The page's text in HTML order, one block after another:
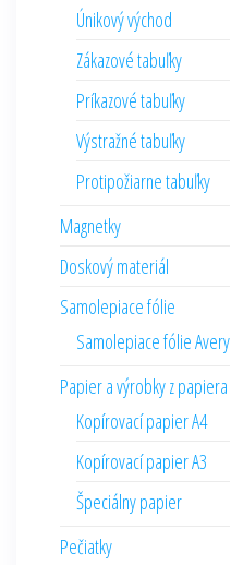
Únikový východ
Zákazové tabuľky
Príkazové tabuľky
Výstražné tabuľky
Protipožiarne tabuľky
Magnetky
Doskový materiál
Samolepiace fólie
Samolepiace fólie Avery
Papier a výrobky z papiera
Kopírovací papier A4
Kopírovací papier A3
Špeciálny papier
Pečiatky